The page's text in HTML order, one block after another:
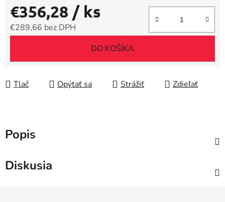
€356,28 / ks
€289,66 bez DPH
DO KOŠÍKA
Tlač Opýtať sa Strážiť Zdieľať
Popis
Diskusia